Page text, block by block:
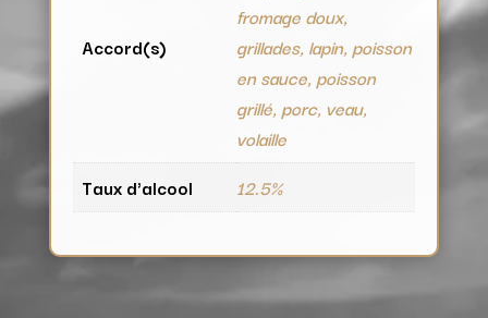
Accord(s)
fromage doux,
grillades, lapin, poisson
en sauce, poisson
grillé, porc, veau,
volaille
Taux d'alcool
12.5%